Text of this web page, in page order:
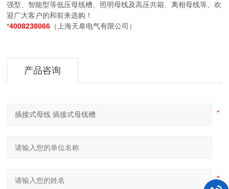
强型、智能型等低压母线槽、照明母线及高压共箱、离相母线等。欢
迎广大客户的和前来选购！
*4008238066 （上海天皋电气有限公司）
产品咨询